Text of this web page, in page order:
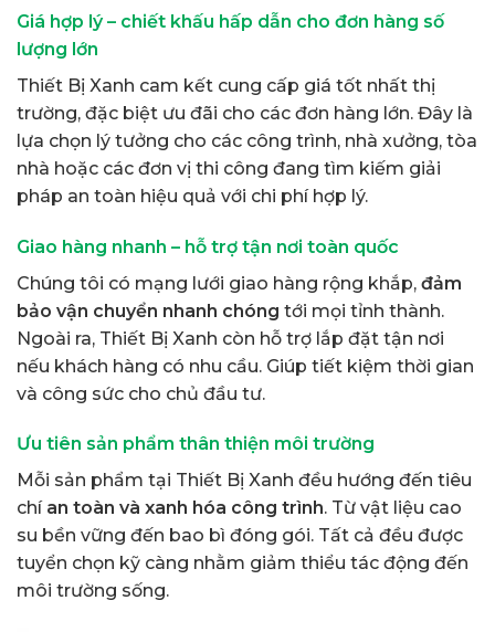
Giá hợp lý – chiết khấu hấp dẫn cho đơn hàng số
lượng lớn
Thiết Bị Xanh cam kết cung cấp giá tốt nhất thị
trường, đặc biệt ưu đãi cho các đơn hàng lớn. Đây là
lựa chọn lý tưởng cho các công trình, nhà xưởng, tòa
nhà hoặc các đơn vị thi công đang tìm kiếm giải
pháp an toàn hiệu quả với chi phí hợp lý.
Giao hàng nhanh – hỗ trợ tận nơi toàn quốc
Chúng tôi có mạng lưới giao hàng rộng khắp, đảm
bảo vận chuyển nhanh chóng tới mọi tỉnh thành.
Ngoài ra, Thiết Bị Xanh còn hỗ trợ lắp đặt tận nơi
nếu khách hàng có nhu cầu. Giúp tiết kiệm thời gian
và công sức cho chủ đầu tư.
Ưu tiên sản phẩm thân thiện môi trường
Mỗi sản phẩm tại Thiết Bị Xanh đều hướng đến tiêu
chí an toàn và xanh hóa công trình. Từ vật liệu cao
su bền vững đến bao bì đóng gói. Tất cả đều được
tuyển chọn kỹ càng nhằm giảm thiểu tác động đến
môi trường sống.